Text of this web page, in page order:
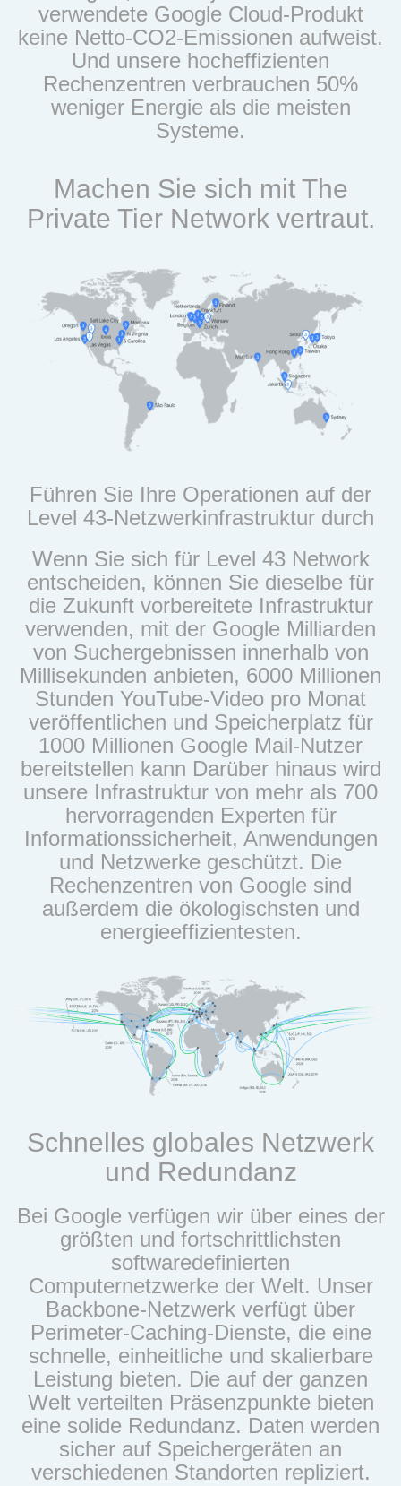
verwendete Google Cloud-Produkt
keine Netto-CO2-Emissionen aufweist.
Und unsere hocheffizienten
Rechenzentren verbrauchen 50%
weniger Energie als die meisten
Systeme.
Machen Sie sich mit The
Private Tier Network vertraut.
Führen Sie Ihre Operationen auf der
Level 43-Netzwerkinfrastruktur durch
Wenn Sie sich für Level 43 Network
entscheiden, können Sie dieselbe für
die Zukunft vorbereitete Infrastruktur
verwenden, mit der Google Milliarden
von Suchergebnissen innerhalb von
Millisekunden anbieten, 6000 Millionen
Stunden YouTube-Video pro Monat
veröffentlichen und Speicherplatz für
1000 Millionen Google Mail-Nutzer
bereitstellen kann Darüber hinaus wird
unsere Infrastruktur von mehr als 700
hervorragenden Experten für
Informationssicherheit, Anwendungen
und Netzwerke geschützt. Die
Rechenzentren von Google sind
außerdem die ökologischsten und
energieeffizientesten.
Schnelles globales Netzwerk
und Redundanz
Bei Google verfügen wir über eines der
größten und fortschrittlichsten
softwaredefinierten
Computernetzwerke der Welt. Unser
Backbone-Netzwerk verfügt über
Perimeter-Caching-Dienste, die eine
schnelle, einheitliche und skalierbare
Leistung bieten. Die auf der ganzen
Welt verteilten Präsenzpunkte bieten
eine solide Redundanz. Daten werden
sicher auf Speichergeräten an
verschiedenen Standorten repliziert.